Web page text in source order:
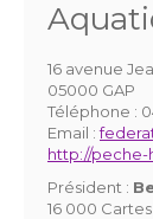
16 avenue
05000 GAP
Téléphone :
Email :
http://peche-
Président :
16 000